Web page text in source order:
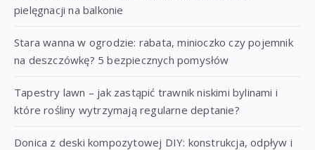
pielęgnacji na balkonie
Stara wanna w ogrodzie: rabata, minioczko czy pojemnik
na deszczówkę? 5 bezpiecznych pomysłów
Tapestry lawn – jak zastąpić trawnik niskimi bylinami i
które rośliny wytrzymają regularne deptanie?
Donica z deski kompozytowej DIY: konstrukcja, odpływ i